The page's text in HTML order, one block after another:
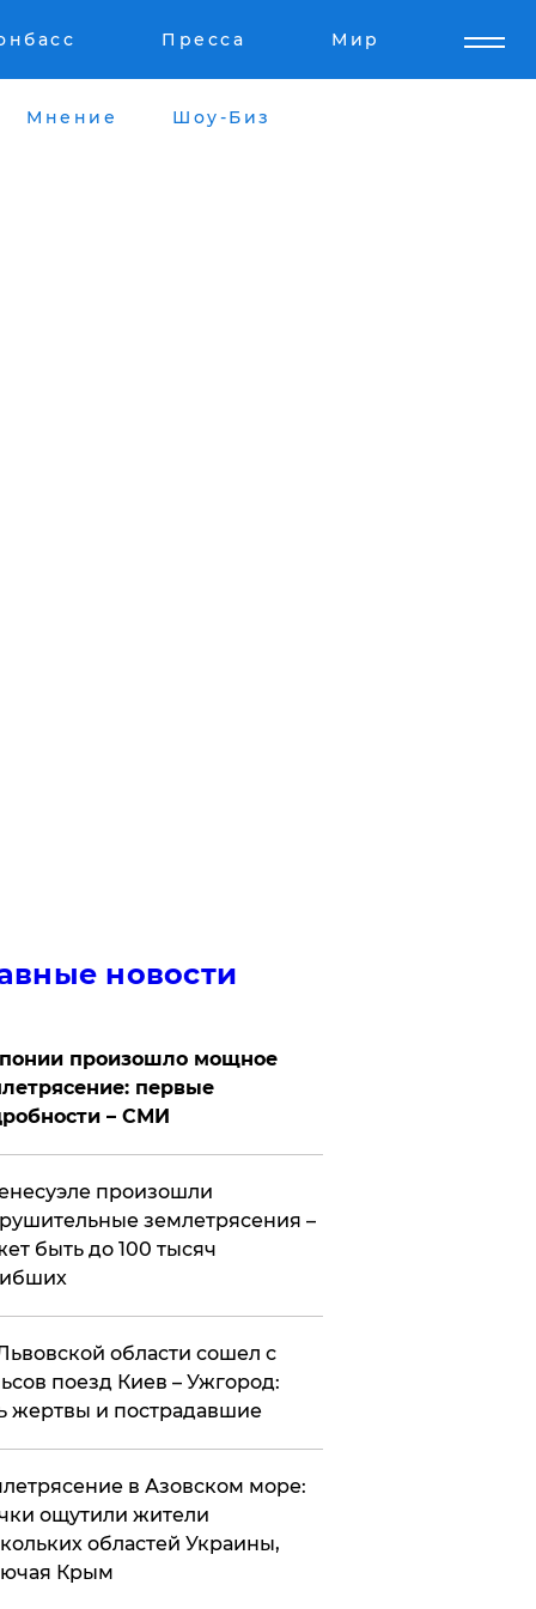
Пресса Мир
Мнение Шоу-Биз
новости
произошло мощное
первые
– СМИ
произошли
землетрясения –
быть до 100 тысяч
области сошел с
поезд Киев – Ужгород:
жертвы и пострадавшие
в Азовском море:
ощутили жители
областей Украины,
Крым